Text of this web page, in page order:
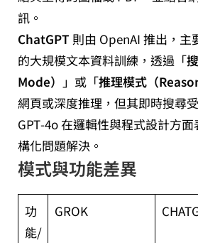
訊。
ChatGPT 則由 OpenAI 推出，主
的大規模文本資料訓練，透過「
Mode） 」或「推理模式 （
網頁或深度推理，但其即時搜尋
GPT‑4o 在邏輯性與程式設計方
構化問題解決。
模式與功能差異
功
能/
GROK